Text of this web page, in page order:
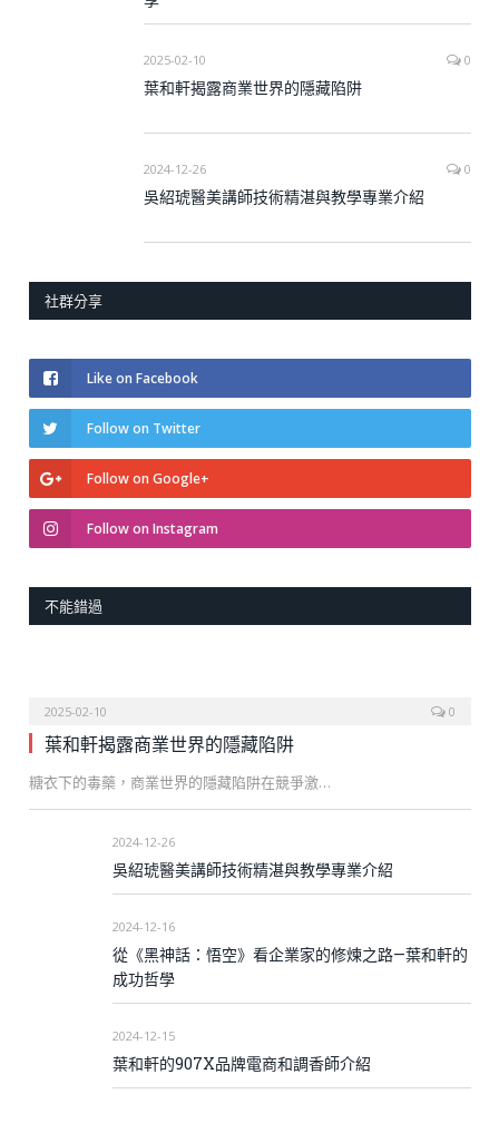
2025-02-10 0
葉和軒揭露商業世界的隱藏陷阱
2024-12-26 0
吳紹琥醫美講師技術精湛與教學專業介紹
社群分享
Like on Facebook
Follow on Twitter
Follow on Google+
Follow on Instagram
不能錯過
2025-02-10 0
葉和軒揭露商業世界的隱藏陷阱
糖衣下的毒藥，商業世界的隱藏陷阱在競爭激…
2024-12-26
吳紹琥醫美講師技術精湛與教學專業介紹
2024-12-16
從《黑神話：悟空》看企業家的修煉之路—葉和軒的
成功哲學
2024-12-15
葉和軒的907X品牌電商和調香師介紹